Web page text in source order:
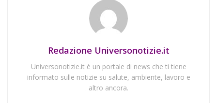
Redazione Universonotizie.it
Universonotizie.it è un portale di news che ti tiene
informato sulle notizie su salute, ambiente, lavoro e
altro ancora.